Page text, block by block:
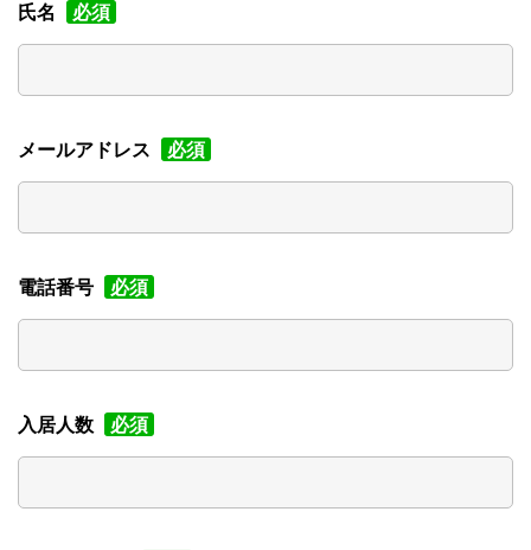
氏名 必須
メールアドレス 必須
電話番号 必須
入居人数 必須